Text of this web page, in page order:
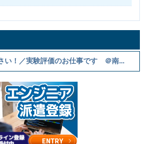
＼時短勤務相談ください！／実験評価のお仕事です ＠南四日市